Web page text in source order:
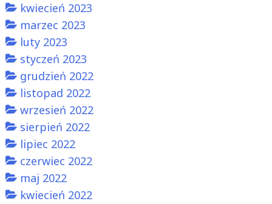
kwiecień 2023
marzec 2023
luty 2023
styczeń 2023
grudzień 2022
listopad 2022
wrzesień 2022
sierpień 2022
lipiec 2022
czerwiec 2022
maj 2022
kwiecień 2022